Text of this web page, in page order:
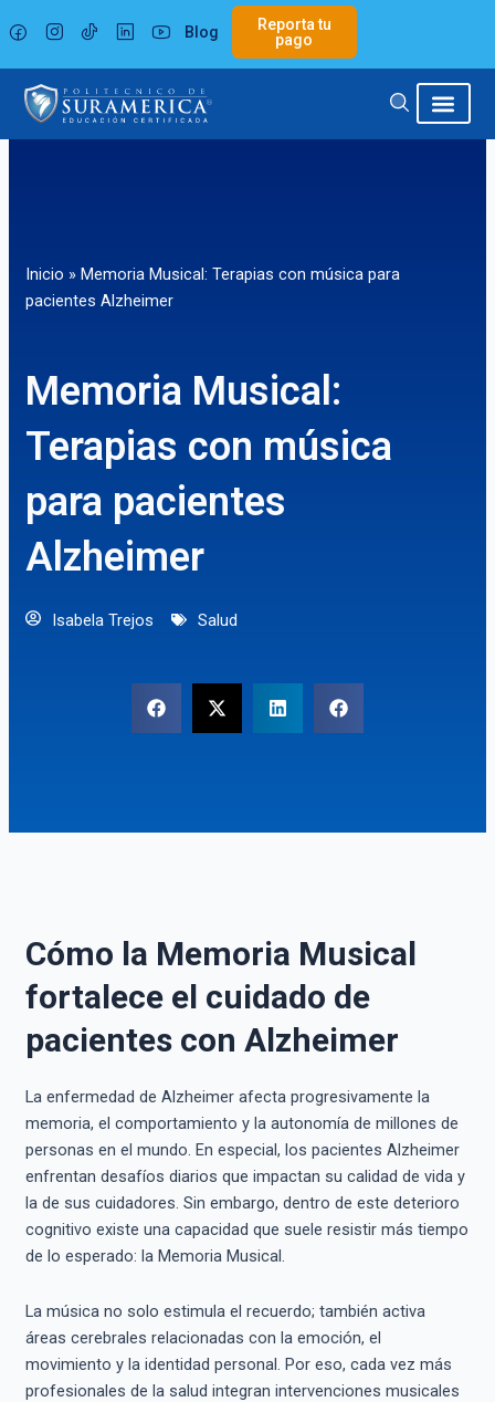
al
contenido
Blog
Reporta tu
pago
Inicio » Memoria Musical: Terapias con música para
pacientes Alzheimer
Memoria Musical:
Terapias con música
para pacientes
Alzheimer
Isabela Trejos Salud
Cómo la Memoria Musical
fortalece el cuidado de
pacientes con Alzheimer
La enfermedad de Alzheimer afecta progresivamente la
memoria, el comportamiento y la autonomía de millones de
personas en el mundo. En especial, los pacientes Alzheimer
enfrentan desafíos diarios que impactan su calidad de vida y
la de sus cuidadores. Sin embargo, dentro de este deterioro
cognitivo existe una capacidad que suele resistir más tiempo
de lo esperado: la Memoria Musical.
La música no solo estimula el recuerdo; también activa
áreas cerebrales relacionadas con la emoción, el
movimiento y la identidad personal. Por eso, cada vez más
profesionales de la salud integran intervenciones musicales